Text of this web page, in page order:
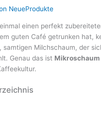
NeueProdukte
einen perfekt
guten Café getrunken hat,
samtigen Milchschaum, der
Genau das ist Mikroschaum